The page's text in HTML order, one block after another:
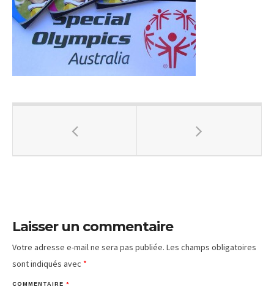
Laisser un commentaire
Votre adresse e-mail ne sera pas publiée. Les champs obligatoires
sont indiqués avec *
COMMENTAIRE *